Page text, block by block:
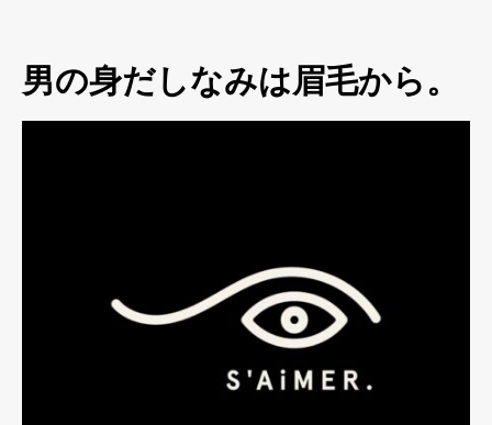
男の身だしなみは眉毛から。